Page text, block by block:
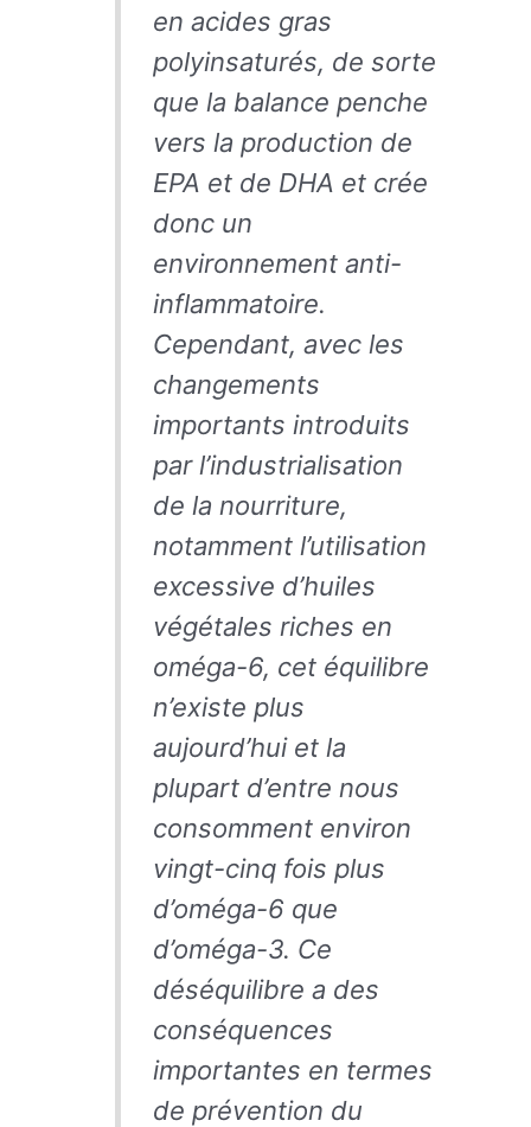
en acides gras
polyinsaturés, de sorte
que la balance penche
vers la production de
EPA et de DHA et crée
donc un
environnement anti-
inflammatoire.
Cependant, avec les
changements
importants introduits
par l’industrialisation
de la nourriture,
notamment l’utilisation
excessive d’huiles
végétales riches en
oméga-6, cet équilibre
n’existe plus
aujourd’hui et la
plupart d’entre nous
consomment environ
vingt-cinq fois plus
d’oméga-6 que
d’oméga-3. Ce
déséquilibre a des
conséquences
importantes en termes
de prévention du